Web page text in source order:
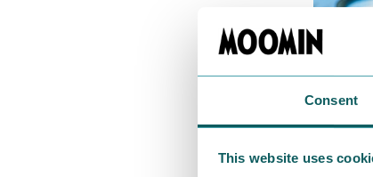
Consent
This website uses